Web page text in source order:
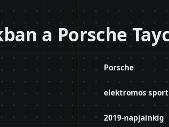
a Porsche
Porsche
elektromos
2019-napjainkig